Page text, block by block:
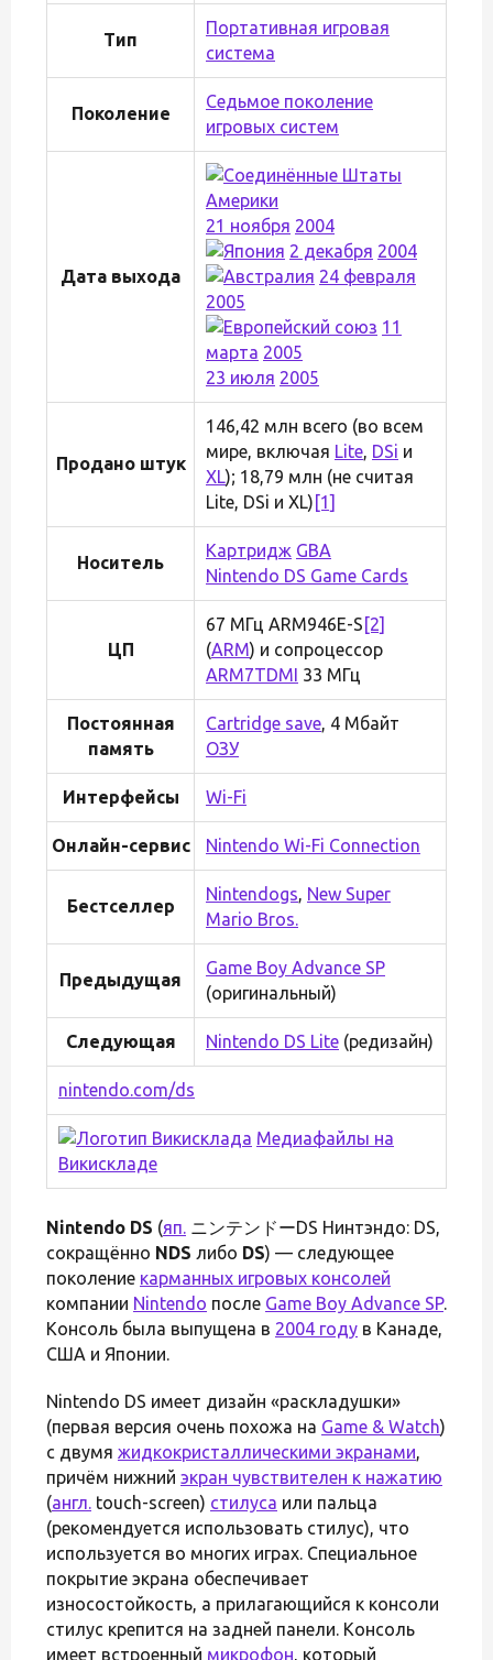
Тип
Портативная игровая
система
Поколение
Седьмое поколение
игровых систем
Дата выхода
21 ноября 2004
2 декабря 2004
24 февраля
2005
11
марта 2005
23 июля 2005
Продано штук
146,42 млн всего (во всем
мире, включая Lite, DSi и
XL); 18,79 млн (не считая
Lite, DSi и XL) [1]
Носитель
Картридж GBA
Nintendo DS Game Cards
ЦП
67 МГц ARM946E-S [2]
(ARM) и сопроцессор
ARM7TDMI 33 МГц
Постоянная
память
Cartridge save, 4 Мбайт
ОЗУ
Интерфейсы Wi-Fi
Онлайн-сервис Nintendo Wi-Fi Connection
Бестселлер
Nintendogs, New Super
Mario Bros.
Предыдущая
Game Boy Advance SP
(оригинальный)
Следующая Nintendo DS Lite (редизайн)
nintendo.com/ds
Медиафайлы на
Викискладе
Nintendo DS (яп. ニンテンドーDS Нинтэндо: DS,
сокращённо NDS либо DS) — следующее
поколение карманных игровых консолей
компании Nintendo после Game Boy Advance SP.
Консоль была выпущена в 2004 году в Канаде,
США и Японии.
Nintendo DS имеет дизайн «раскладушки»
(первая версия очень похожа на Game & Watch)
с двумя жидкокристаллическими экранами,
причём нижний экран чувствителен к нажатию
(англ. touch-screen) стилуса или пальца
(рекомендуется использовать стилус), что
используется во многих играх. Специальное
покрытие экрана обеспечивает
износостойкость, а прилагающийся к консоли
стилус крепится на задней панели. Консоль
имеет встроенный микрофон, который